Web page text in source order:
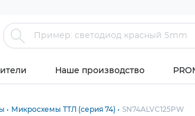
Наше производство
Микросхемы ТТЛ (серия 74) SN74ALVC125PW